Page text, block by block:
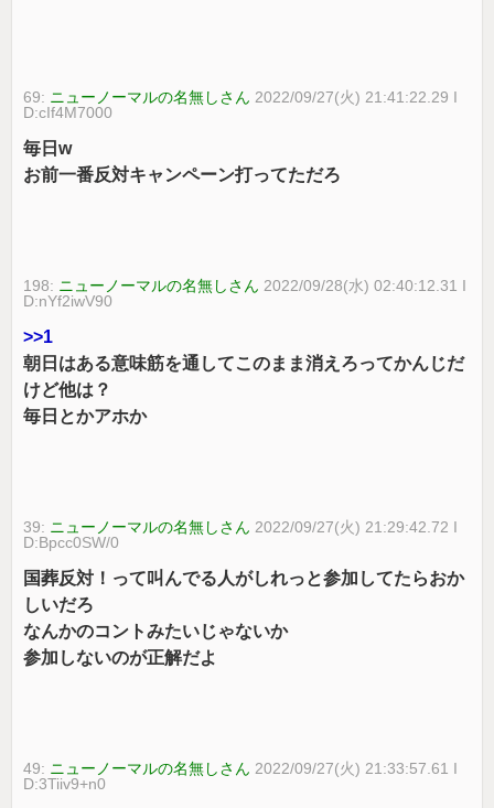
69: ニューノーマルの名無しさん 2022/09/27(火) 21:41:22.29 I
D:cIf4M7000
毎日w
お前一番反対キャンペーン打ってただろ
198: ニューノーマルの名無しさん 2022/09/28(水) 02:40:12.31 I
D:nYf2iwV90
>>1
朝日はある意味筋を通してこのまま消えろってかんじだ
けど他は？
毎日とかアホか
39: ニューノーマルの名無しさん 2022/09/27(火) 21:29:42.72 I
D:Bpcc0SW/0
国葬反対！って叫んでる人がしれっと参加してたらおか
しいだろ
なんかのコントみたいじゃないか
参加しないのが正解だよ
49: ニューノーマルの名無しさん 2022/09/27(火) 21:33:57.61 I
D:3Tiiv9+n0